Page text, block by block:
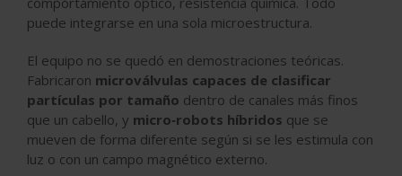
puede integrarse en una sola microestructura.
El equipo no se quedó en demostraciones teóricas.
Fabricaron microválvulas capaces de clasificar
partículas por tamaño dentro de canales más finos
que un cabello, y micro‑robots híbridos que se
mueven de forma diferente según si se les estimula con
luz o con un campo magnético externo.